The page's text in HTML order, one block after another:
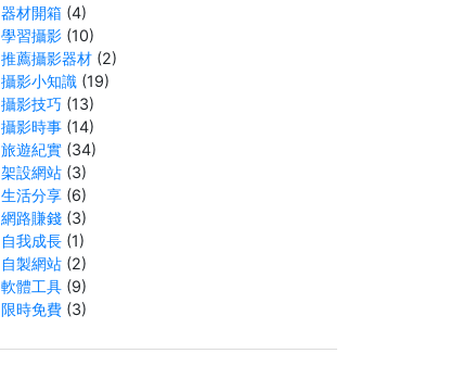
器材開箱 (4)
學習攝影 (10)
推薦攝影器材 (2)
攝影小知識 (19)
攝影技巧 (13)
攝影時事 (14)
旅遊紀實 (34)
架設網站 (3)
生活分享 (6)
網路賺錢 (3)
自我成長 (1)
自製網站 (2)
軟體工具 (9)
限時免費 (3)